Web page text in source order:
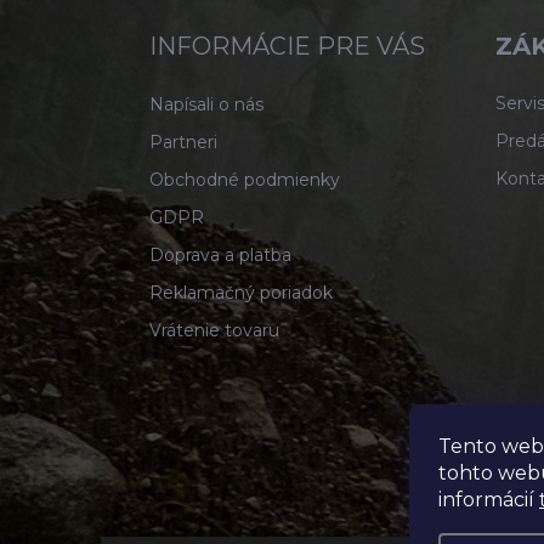
Tento
tohto
informácií
INFORMÁCIE PRE VÁS
Napísali o nás
Partneri
Obchodné podmienky
GDPR
Doprava a platba
Reklamačný poriadok
Vrátenie tovaru